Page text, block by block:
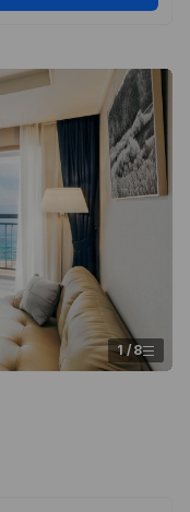
1/ 8